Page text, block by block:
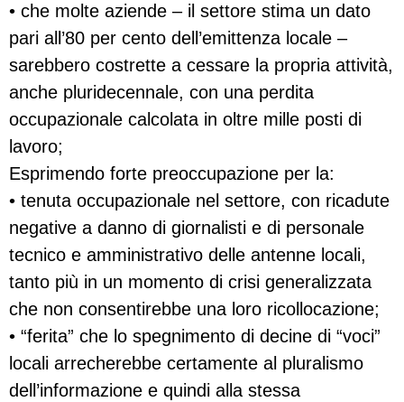
• che molte aziende – il settore stima un dato
pari all’80 per cento dell’emittenza locale –
sarebbero costrette a cessare la propria attività,
anche pluridecennale, con una perdita
occupazionale calcolata in oltre mille posti di
lavoro;
Esprimendo forte preoccupazione per la:
• tenuta occupazionale nel settore, con ricadute
negative a danno di giornalisti e di personale
tecnico e amministrativo delle antenne locali,
tanto più in un momento di crisi generalizzata
che non consentirebbe una loro ricollocazione;
• “ferita” che lo spegnimento di decine di “voci”
locali arrecherebbe certamente al pluralismo
dell’informazione e quindi alla stessa